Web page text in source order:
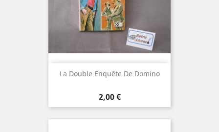
La Double Enquête De Domino
Prix
2,00 €